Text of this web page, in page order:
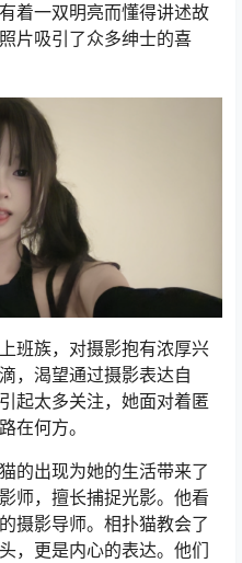
着一双明亮而懂得讲述故
片吸引了众多绅士的喜
班族，对摄影抱有浓厚兴
，渴望通过摄影表达自
起太多关注，她面对着匿
在何方。
的出现为她的生活带来了
师，擅长捕捉光影。他看
摄影导师。相扑猫教会了
，更是内心的表达。他们